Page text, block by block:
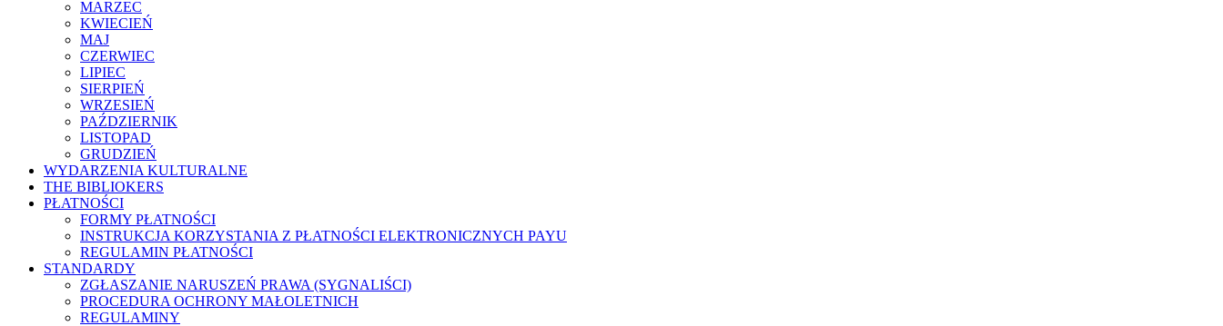
MARZEC
KWIECIEŃ
MAJ
CZERWIEC
LIPIEC
SIERPIEŃ
WRZESIEŃ
PAŹDZIERNIK
LISTOPAD
GRUDZIEŃ
WYDARZENIA KULTURALNE
THE BIBLIOKERS
PŁATNOŚCI
FORMY PŁATNOŚCI
INSTRUKCJA KORZYSTANIA Z PŁATNOŚCI ELEKTRONICZNYCH PAYU
REGULAMIN PŁATNOŚCI
STANDARDY
ZGŁASZANIE NARUSZEŃ PRAWA (SYGNALIŚCI)
PROCEDURA OCHRONY MAŁOLETNICH
REGULAMINY